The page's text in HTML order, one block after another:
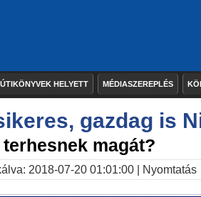
ÚTIKÖNYVEK HELYETT MÉDIASZEREPLÉS
gazdag is
magát?
2018-07-20 01:01:00 | Nyomtatás